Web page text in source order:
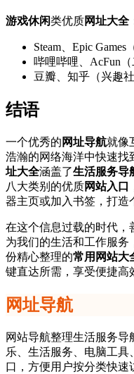
游戏休闲类优质网址大全
Steam、Epic Games
哔哩哔哩、AcFun（
豆瓣、知乎（兴趣社
结语
一个优秀的 网址导航就像
浩瀚的网络海洋中快速找
址大全涵盖了生活服务导
八大类别的优质网站入口
器主页或加入书签，打造
在这个信息过载的时代，
为我们的生活和工作服
份精心整理的常用网站大
键直达所需，享受便捷高
网址导航
网站导航整理生活服务
乐、生活服务、电脑工具
口，方便用户按分类快速